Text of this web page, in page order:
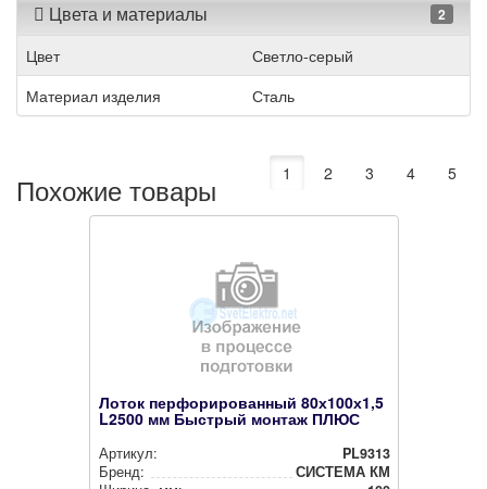
Цвета и материалы 2
Цвет
Светло-серый
Материал изделия
Сталь
Похожие товары 1 2 3 4 5
Лоток перфорированный 80х100х1,5
L2500 мм Быстрый монтаж ПЛЮС
Артикул:
PL9313
Бренд:
СИСТЕМА КМ